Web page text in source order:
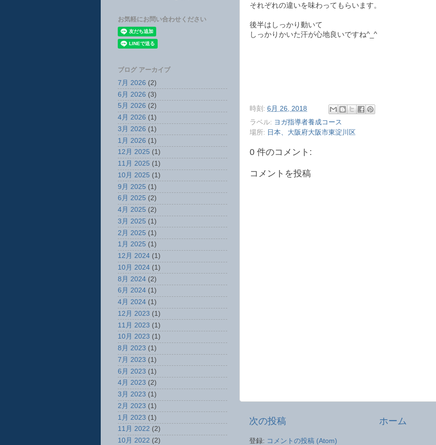
それぞれの違いを味わってもらいます。
後半はしっかり動いて
しっかりかいた汗が心地良いですね^_^
時刻: 6月 26, 2018
ラベル: ヨガ指導者養成コース
場所: 日本、大阪府大阪市東淀川区
0 件のコメント:
コメントを投稿
次の投稿 ホーム
登録: コメントの投稿 (Atom)
お気軽にお問い合わせください
ブログ アーカイブ
7月 2026 (2)
6月 2026 (3)
5月 2026 (2)
4月 2026 (1)
3月 2026 (1)
1月 2026 (1)
12月 2025 (1)
11月 2025 (1)
10月 2025 (1)
9月 2025 (1)
6月 2025 (2)
4月 2025 (2)
3月 2025 (1)
2月 2025 (1)
1月 2025 (1)
12月 2024 (1)
10月 2024 (1)
8月 2024 (2)
6月 2024 (1)
4月 2024 (1)
12月 2023 (1)
11月 2023 (1)
10月 2023 (1)
8月 2023 (1)
7月 2023 (1)
6月 2023 (1)
4月 2023 (2)
3月 2023 (1)
2月 2023 (1)
1月 2023 (1)
11月 2022 (2)
10月 2022 (2)